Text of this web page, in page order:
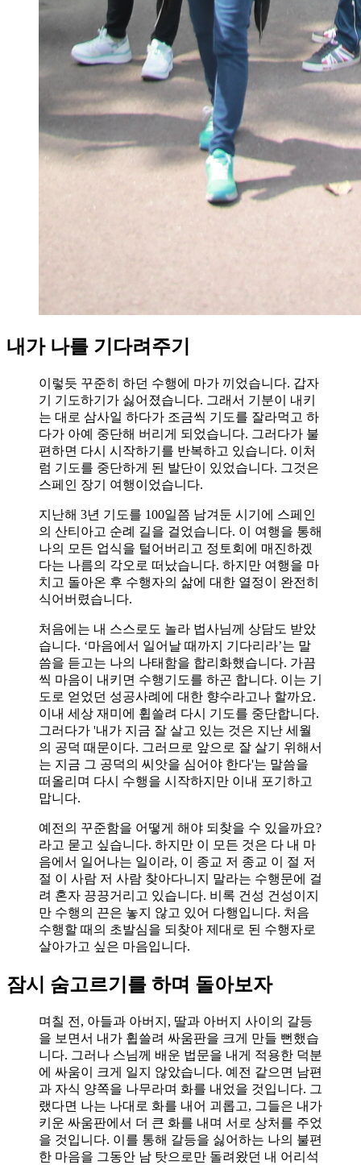
내가 나를 기다려주기
이렇듯 꾸준히 하던 수행에 마가 끼었습니다. 갑자
기 기도하기가 싫어졌습니다. 그래서 기분이 내키
는 대로 삼사일 하다가 조금씩 기도를 잘라먹고 하
다가 아예 중단해 버리게 되었습니다. 그러다가 불
편하면 다시 시작하기를 반복하고 있습니다. 이처
럼 기도를 중단하게 된 발단이 있었습니다. 그것은
스페인 장기 여행이었습니다.
지난해 3년 기도를 100일쯤 남겨둔 시기에 스페인
의 산티아고 순례 길을 걸었습니다. 이 여행을 통해
나의 모든 업식을 털어버리고 정토회에 매진하겠
다는 나름의 각오로 떠났습니다. 하지만 여행을 마
치고 돌아온 후 수행자의 삶에 대한 열정이 완전히
식어버렸습니다.
처음에는 내 스스로도 놀라 법사님께 상담도 받았
습니다. ‘마음에서 일어날 때까지 기다리라’는 말
씀을 듣고는 나의 나태함을 합리화했습니다. 가끔
씩 마음이 내키면 수행기도를 하곤 합니다. 이는 기
도로 얻었던 성공사례에 대한 향수라고나 할까요.
이내 세상 재미에 휩쓸려 다시 기도를 중단합니다.
그러다가 '내가 지금 잘 살고 있는 것은 지난 세월
의 공덕 때문이다. 그러므로 앞으로 잘 살기 위해서
는 지금 그 공덕의 씨앗을 심어야 한다'는 말씀을
떠올리며 다시 수행을 시작하지만 이내 포기하고
맙니다.
예전의 꾸준함을 어떻게 해야 되찾을 수 있을까요?
라고 묻고 싶습니다. 하지만 이 모든 것은 다 내 마
음에서 일어나는 일이라, 이 종교 저 종교 이 절 저
절 이 사람 저 사람 찾아다니지 말라는 수행문에 걸
려 혼자 끙끙거리고 있습니다. 비록 건성 건성이지
만 수행의 끈은 놓지 않고 있어 다행입니다. 처음
수행할 때의 초발심을 되찾아 제대로 된 수행자로
살아가고 싶은 마음입니다.
잠시 숨고르기를 하며 돌아보자
며칠 전, 아들과 아버지, 딸과 아버지 사이의 갈등
을 보면서 내가 휩쓸려 싸움판을 크게 만들 뻔했습
니다. 그러나 스님께 배운 법문을 내게 적용한 덕분
에 싸움이 크게 일지 않았습니다. 예전 같으면 남편
과 자식 양쪽을 나무라며 화를 내었을 것입니다. 그
랬다면 나는 나대로 화를 내어 괴롭고, 그들은 내가
키운 싸움판에서 더 큰 화를 내며 서로 상처를 주었
을 것입니다. 이를 통해 갈등을 싫어하는 나의 불편
한 마음을 그동안 남 탓으로만 돌려왔던 내 어리석